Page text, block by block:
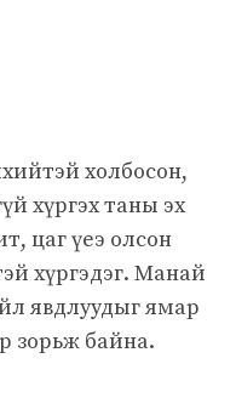
холбосон,
хүргэх таны эх
цаг үеэ олсон
хүргэдэг. Манай
явдлуудыг ямар
зорьж байна.